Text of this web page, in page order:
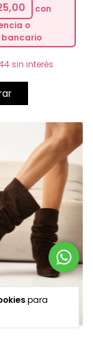
para
con
o
sin interés